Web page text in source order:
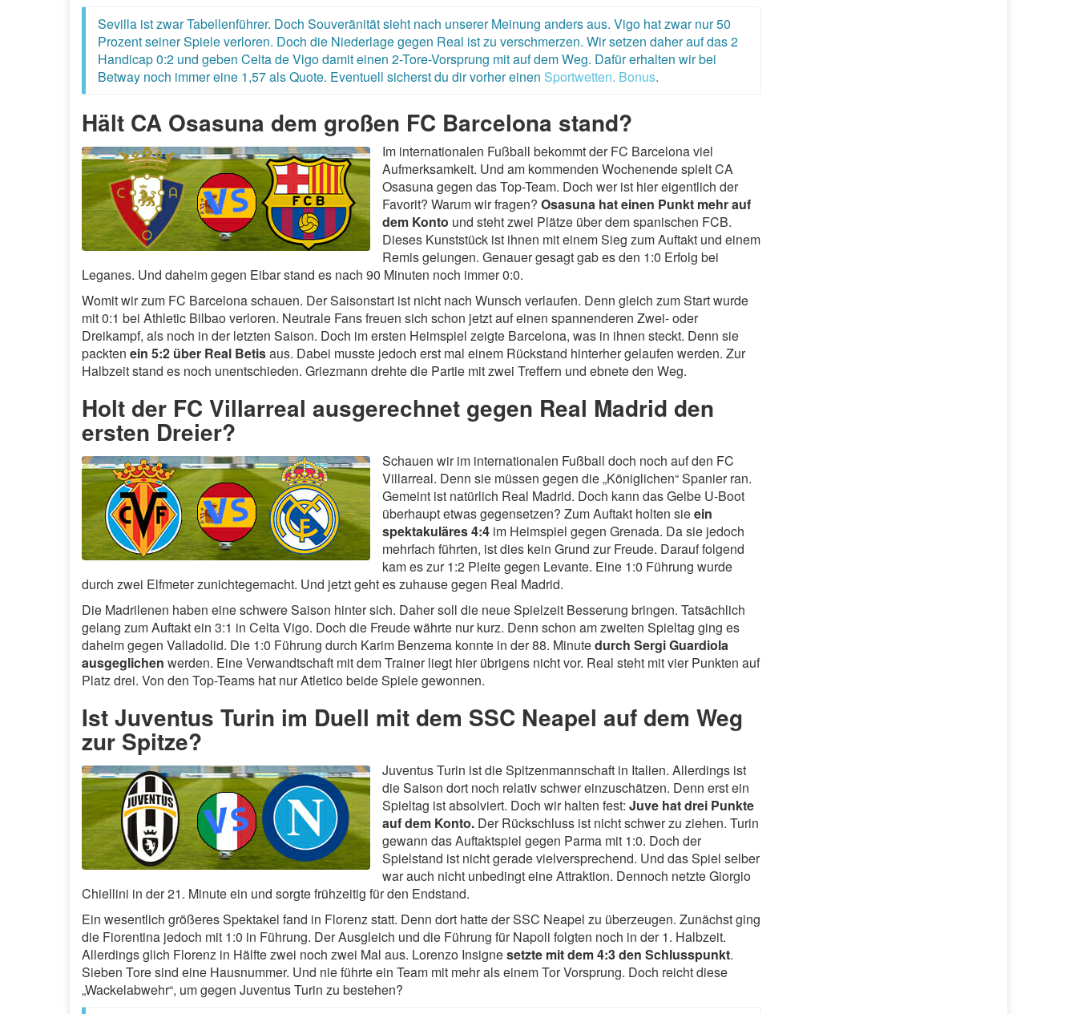
Sevilla ist zwar Tabellenführer. Doch Souveränität sieht nach unserer Meinung anders aus. Vigo hat zwar nur 50
Prozent seiner Spiele verloren. Doch die Niederlage gegen Real ist zu verschmerzen. Wir setzen daher auf das 2
Handicap 0:2 und geben Celta de Vigo damit einen 2-Tore-Vorsprung mit auf dem Weg. Dafür erhalten wir bei
Betway noch immer eine 1,57 als Quote. Eventuell sicherst du dir vorher einen Sportwetten. Bonus.
Hält CA Osasuna dem großen FC Barcelona stand?
Im internationalen Fußball bekommt der FC Barcelona viel
Aufmerksamkeit. Und am kommenden Wochenende spielt CA
Osasuna gegen das Top-Team. Doch wer ist hier eigentlich der
Favorit? Warum wir fragen? Osasuna hat einen Punkt mehr auf
dem Konto und steht zwei Plätze über dem spanischen FCB.
Dieses Kunststück ist ihnen mit einem Sieg zum Auftakt und einem
Remis gelungen. Genauer gesagt gab es den 1:0 Erfolg bei
Leganes. Und daheim gegen Eibar stand es nach 90 Minuten noch immer 0:0.
Womit wir zum FC Barcelona schauen. Der Saisonstart ist nicht nach Wunsch verlaufen. Denn gleich zum Start wurde
mit 0:1 bei Athletic Bilbao verloren. Neutrale Fans freuen sich schon jetzt auf einen spannenderen Zwei- oder
Dreikampf, als noch in der letzten Saison. Doch im ersten Heimspiel zeigte Barcelona, was in ihnen steckt. Denn sie
packten ein 5:2 über Real Betisaus. Dabei musste jedoch erst mal einem Rückstand hinterher gelaufen werden. Zur
Halbzeit stand es noch unentschieden. Griezmann drehte die Partie mit zwei Treffern und ebnete den Weg.
Holt der FC Villarreal ausgerechnet gegen Real Madrid den
ersten Dreier?
Schauen wir im internationalen Fußball doch noch auf den FC
Villarreal. Denn sie müssen gegen die „Königlichen“ Spanier ran.
Gemeint ist natürlich Real Madrid. Doch kann das Gelbe U-Boot
überhaupt etwas gegensetzen? Zum Auftakt holten sieein
spektakuläres 4:4 im Heimspiel gegen Grenada. Da sie jedoch
mehrfach führten, ist dies kein Grund zur Freude. Darauf folgend
kam es zur 1:2 Pleite gegen Levante. Eine 1:0 Führung wurde
durch zwei Elfmeter zunichtegemacht. Und jetzt geht es zuhause gegen Real Madrid.
Die Madrilenen haben eine schwere Saison hinter sich. Daher soll die neue Spielzeit Besserung bringen. Tatsächlich
gelang zum Auftakt ein 3:1 in Celta Vigo. Doch die Freude währte nur kurz. Denn schon am zweiten Spieltag ging es
daheim gegen Valladolid. Die 1:0 Führung durch Karim Benzema konnte in der 88. Minutedurch Sergi Guardiola
ausgeglichen werden. Eine Verwandtschaft mit dem Trainer liegt hier übrigens nicht vor. Real steht mit vier Punkten auf
Platz drei. Von den Top-Teams hat nur Atletico beide Spiele gewonnen.
Ist Juventus Turin im Duell mit dem SSC Neapel auf dem Weg
zur Spitze?
Juventus Turin ist die Spitzenmannschaft in Italien. Allerdings ist
die Saison dort noch relativ schwer einzuschätzen. Denn erst ein
Spieltag ist absolviert. Doch wir halten fest: Juve hat drei Punkte
auf dem Konto. Der Rückschluss ist nicht schwer zu ziehen. Turin
gewann das Auftaktspiel gegen Parma mit 1:0. Doch der
Spielstand ist nicht gerade vielversprechend. Und das Spiel selber
war auch nicht unbedingt eine Attraktion. Dennoch netzte Giorgio
Chiellini in der 21. Minute ein und sorgte frühzeitig für den Endstand.
Ein wesentlich größeres Spektakel fand in Florenz statt. Denn dort hatte der SSC Neapel zu überzeugen. Zunächst ging
die Fiorentina jedoch mit 1:0 in Führung. Der Ausgleich und die Führung für Napoli folgten noch in der 1. Halbzeit.
Allerdings glich Florenz in Hälfte zwei noch zwei Mal aus. Lorenzo Insignesetzte mit dem 4:3 den Schlusspunkt.
Sieben Tore sind eine Hausnummer. Und nie führte ein Team mit mehr als einem Tor Vorsprung. Doch reicht diese
„Wackelabwehr“, um gegen Juventus Turin zu bestehen?